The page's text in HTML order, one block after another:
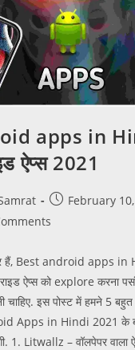
apps in
ऐप्स 2021
February
हैं, Best android apps
ऐप्स को explore करना
चाहिए. इस पोस्ट में हमने 5
Apps in Hindi 2021 के
1. Litwallz – वॉलपेपर